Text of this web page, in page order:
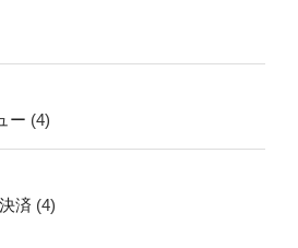
ー (4)
済 (4)